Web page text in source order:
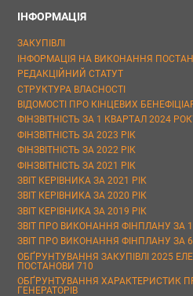
ІНФОРМАЦІЯ
ЗАКУПІВЛІ
ІНФОРМАЦІЯ НА ВИКОНАННЯ
РЕДАКЦІЙНИЙ СТАТУТ
СТРУКТУРА ВЛАСНОСТІ
ВІДОМОСТІ ПРО КІНЦЕВИХ
ФІНЗВІТНІСТЬ ЗА 1 КВАРТАЛ 2024
ФІНЗВІТНІСТЬ ЗА 2023 РІК
ФІНЗВІТНІСТЬ ЗА 2022 РІК
ФІНЗВІТНІСТЬ ЗА 2021 РІК
ЗВІТ КЕРІВНИКА ЗА 2021 РІК
ЗВІТ КЕРІВНИКА ЗА 2020 РІК
ЗВІТ КЕРІВНИКА ЗА 2019 РІК
ЗВІТ ПРО ВИКОНАННЯ ФІНПЛАНУ ЗА
ЗВІТ ПРО ВИКОНАННЯ ФІНПЛАНУ ЗА 6
ОБҐРУНТУВАННЯ ЗАКУПІВЛІ 2025
ПОСТАНОВИ 710
ОБҐРУНТУВАННЯ ХАРАКТЕРИСТИК
ГЕНЕРАТОРІВ